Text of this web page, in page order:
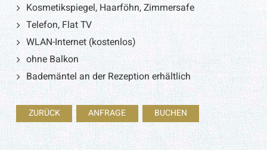
Kosmetikspiegel, Haarföhn, Zimmersafe
Telefon, Flat TV
WLAN-Internet (kostenlos)
ohne Balkon
Bademäntel an der Rezeption erhältlich
ZURÜCK ANFRAGE BUCHEN